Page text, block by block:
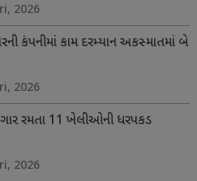
2026
કંપનીમાં કામ દરમ્યાન અકસ્માતમાં બે
2026
રમતા 11 ખેલીઓની ધરપકડ
2026